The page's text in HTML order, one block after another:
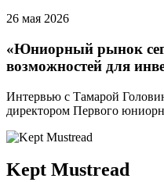
26 мая 2026
«Юниорный рынок
возможностей для
Интервью с Тамарой
директором Первого
Kept Mustread